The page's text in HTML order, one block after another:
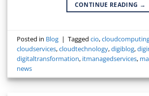
CONTINUE READING →
Posted in Blog | Taggedcio,
cloudservices,cloudtechnology,digiblog,
digitaltransformation, itmanagedservices,
news